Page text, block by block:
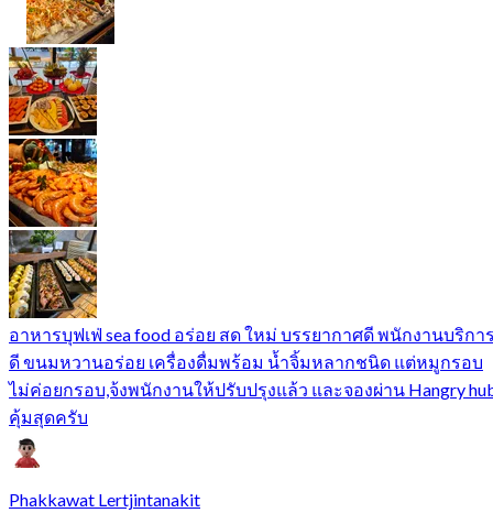
อาหารบุฟเฟ่ sea food อร่อย สด ใหม่ บรรยากาศดี พนักงานบริกา
ดี ขนมหวานอร่อย เครื่องดื่มพร้อม น้ำจิ้มหลากชนิด แต่หมูกรอบ
ไม่ค่อยกรอบ,จ้งพนักงานให้ปรับปรุงแล้ว และจองผ่าน Hangry
คุ้มสุดครับ
Phakkawat Lertjintanakit